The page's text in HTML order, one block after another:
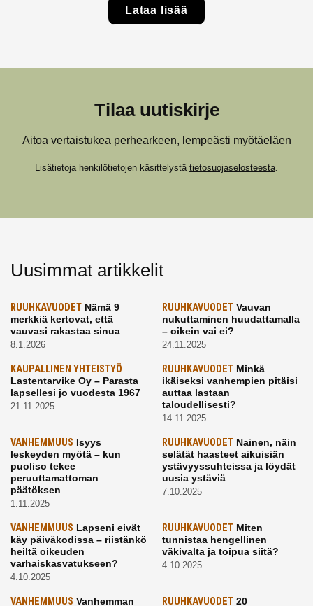
Lataa lisää
Tilaa uutiskirje
Aitoa vertaistukea perhearkeen, lempeästi myötäeläen
Lisätietoja henkilötietojen käsittelystä tietosuojaselosteesta
Uusimmat artikkelit
RUUHKAVUODET Nämä 9
merkkiä kertovat, että
vauvasi rakastaa sinua
8.1.2026
RUUHKAVUODETVauvan
nukuttaminen huudattamalla
– oikein vai ei?
24.11.2025
KAUPALLINEN YHTEISTYÖ
Lastentarvike Oy – Parasta
lapsellesi jo vuodesta 1967
21.11.2025
RUUHKAVUODETMinkä
ikäiseksi vanhempien pitäisi
auttaa lastaan
taloudellisesti?
14.11.2025
VANHEMMUUS Isyys
leskeyden myötä – kun
puoliso tekee
peruuttamattoman
päätöksen
1.11.2025
RUUHKAVUODETNainen, näin
selätät haasteet aikuisiän
ystävyyssuhteissa ja löydät
uusia ystäviä
7.10.2025
VANHEMMUUS Lapseni eivät
käy päiväkodissa – riistänkö
heiltä oikeuden
varhaiskasvatukseen?
4.10.2025
RUUHKAVUODETMiten
tunnistaa hengellinen
väkivalta ja toipua siitä?
4.10.2025
VANHEMMUUS Vanhemman
RUUHKAVUODET20